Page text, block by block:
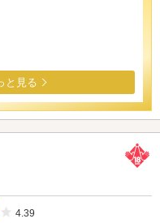
と見る
5つ星のうち4
4.39